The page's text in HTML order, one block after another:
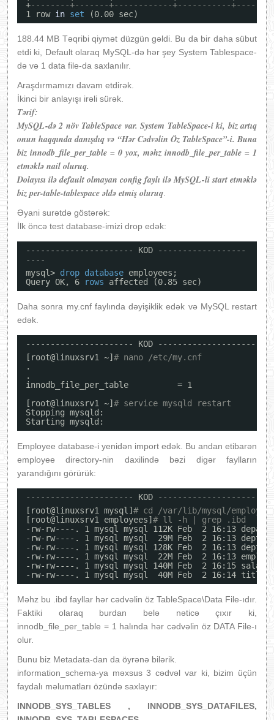
+--------+-------+------------+-----------
1 row in set (0.00 sec)
188.44 MB Təqribi qiymət düzgün gəldi. Bu da bir daha sübut
etdi ki, Default olaraq MySQL-də hər şey System Tablespace-
də və 1 data file-da saxlanılır.
Araşdırmamızı davam etdirək.
İkinci bir anlayışı irəli sürək.
Tərif:
MySQL-də 2 növ TableSpace var. System TableSpace-i ki, biz artıq
onun haqqında danışdıq və “Hər Cədvəlin Öz TableSpace”-i. Buna
biz innodb_file_per_table = 0 yox, məhz innodb_file_per_table = 1
etməklə nail oluruq.
Dolayısı ilə default olmayan config faylı ilə MySQL-li start etməklə
biz per-table-tablespace əldə etmiş oluruq
Əyani surətdə göstərək:
İlk öncə test database-imizi drop edək:
---------------------- KOD ------------------
----
mysql> drop database employees;
Query OK, 6
rows affected (0.85 sec)
Daha sonra my.cnf faylında dəyişiklik edək və MySQL restart
edək.
---------------------- KOD ----------------------
[root@linuxsrv1 ~] # nano /etc/my.cnf
.
.
innodb_file_per_table          = 1
[root@linuxsrv1 ~] # service mysqld restart
Stopping mysqld:
Starting mysqld:
Employee database-i yenidən import edək. Bu andan etibarən
employee directory-nin daxilində bəzi digər faylların
yarandığını görürük:
---------------------- KOD ----------------------
[root@linuxsrv1 mysql] # cd /var/lib/mysql/
[root@linuxsrv1 employees] # ll -h | grep .ibd
-rw-rw----. 1 mysql mysql 112K Feb  2 16:13
-rw-rw----. 1 mysql mysql  29M Feb  2 16:13
-rw-rw----. 1 mysql mysql 128K Feb  2 16:13
-rw-rw----. 1 mysql mysql  22M Feb  2 16:13
-rw-rw----. 1 mysql mysql 140M Feb  2 16:15
-rw-rw----. 1 mysql mysql  40M Feb  2 16:14
Məhz bu .ibd fayllar hər cədvəlin öz TableSpace\Data File-ıdır.
Faktiki olaraq burdan belə nəticə çıxır ki,
innodb_file_per_table = 1 halında hər cədvəlin öz DATA File-ı
olur.
Bunu biz Metadata-dan da öyrənə bilərik.
information_schema-ya məxsus 3 cədvəl var ki, bizim üçün
faydalı məlumatları özündə saxlayır:
INNODB_SYS_TABLES , INNODB_SYS_DATAFILES,